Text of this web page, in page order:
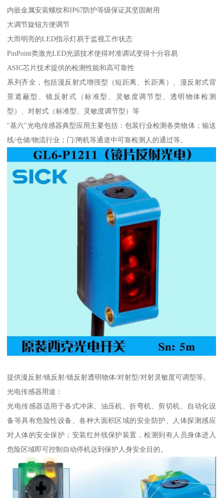
内嵌金属安装螺纹和IP67防护等级保证其坚固耐用
大调节旋钮方便调节
大而明亮的LED指示灯易于监视工作状态
PinPoint类激光LED光源技术使得对准调试变得十分容易
ASIC芯片技术提供的检测性能和高可靠性
系列齐全，包括漫反射式增强型（短距离、长距离）、漫反射式背
景遮蔽型、镜反射式（标准型、灵敏度调节型、透明物体检测
型）、对射式（标准型、灵敏度调节型）等
"基六"光电传感器典型应用主要包括：包装行业检测各类物体；输送
线/仓储/物流行业；门/闸机等通道中可靠检测人的通过等。
提供漫反射/镜反射/镜反射透明物体/对射型/对射灵敏度可调型等。
光电传感器用途：
光电传感器适用于各式冲床、油压机、折弯机、剪切机、自动化设
备等具有危险性设备、各种大面积区域的安全防护、人体探测感应
对人体的安全保护；安装红外线保护装置，检测到有人员身体进入
危险区域即可控制自动停机达到保护人身安全目的。